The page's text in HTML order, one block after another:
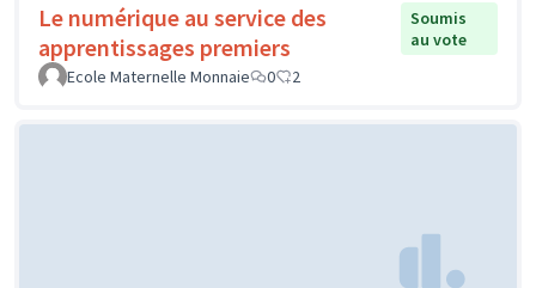
Le numérique au service des
apprentissages premiers
Soumis
au vote
Ecole Maternelle Monnaie
0 2